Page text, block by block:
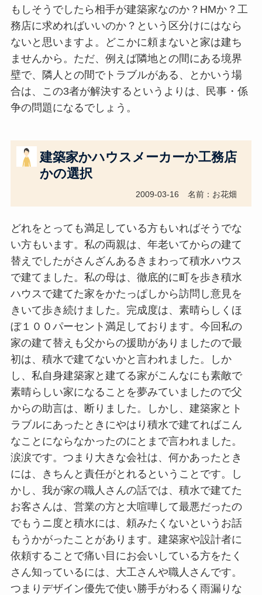
もしそうでしたら相手が建築家なのか？HMか？工
務店に求めればいいのか？という区分けにはなら
ないと思いますよ。どこかに頼まないと家は建ち
ませんから。ただ、例えば隣地との間にある境界
壁で、隣人との間でトラブルがある、とかいう場
合は、この3者が解決するというよりは、民事・係
争の問題になるでしょう。
建築家かハウスメーカーか工務店
かの選択
2009-03-16 名前：お花畑
どれをとっても満足している方もいればそうでな
い方もいます。私の両親は、年老いてからの建て
替えでしたがさんざんあるきまわって積水ハウス
で建てました。私の母は、徹底的に町を歩き積水
ハウスで建てた家をかたっぱしから訪問し意見を
きいて歩き続けました。完成度は、素晴らしくほ
ぼ１００パーセント満足しております。今回私の
家の建て替えも父からの援助がありましたので最
初は、積水で建てないかと言われました。しか
し、私自身建築家と建てる家がこんなにも素敵で
素晴らしい家になることを夢みていましたので父
からの助言は、断りました。しかし、建築家とト
ラブルにあったときにやはり積水で建てればこん
なことにならなかったのにとまで言われました。
涙涙です。つまり大きな会社は、何かあったとき
には、きちんと責任がとれるということです。し
かし、我が家の職人さんの話では、積水で建てた
お客さんは、営業の方と大喧嘩して最悪だったの
でもうニ度と積水には、頼みたくないというお話
もうかがったことがあります。建築家や設計者に
依頼することで痛い目にお会いしている方をたく
さん知っているには、大工さんや職人さんです。
つまりデザイン優先で使い勝手がわるく雨漏りな